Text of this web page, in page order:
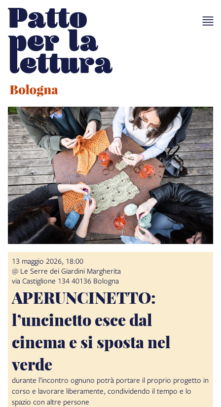
13 maggio 2026, 18:00
@ Le Serre dei Giardini Margherita
via Castiglione 134 40136 Bologna
APERUNCINETTO:
l’uncinetto esce dal
cinema e si sposta nel
verde
durante l’incontro ognuno potrà portare il proprio progetto in
corso e lavorare liberamente, condividendo il tempo e lo
spazio con altre persone